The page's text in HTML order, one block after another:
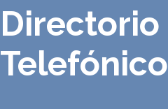
Directorio
Telefónico